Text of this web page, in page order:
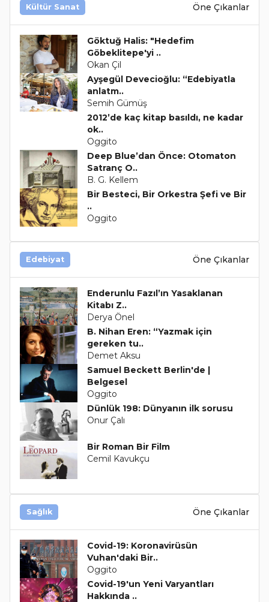
Kültür Sanat Öne Çıkanlar
Göktuğ Halis: "Hedefim
Göbeklitepe'yi ..
Okan Çil
Ayşegül Devecioğlu: “Edebiyatla
anlatm..
Semih Gümüş
2012’de kaç kitap basıldı, ne kadar
ok..
Oggito
Deep Blue’dan Önce: Otomaton
Satranç O..
B. G. Kellem
Bir Besteci, Bir Orkestra Şefi ve Bir
..
Oggito
Edebiyat Öne Çıkanlar
Enderunlu Fazıl’ın Yasaklanan
Kitabı Z..
Derya Önel
B. Nihan Eren: “Yazmak için
gereken tu..
Demet Aksu
Samuel Beckett Berlin'de |
Belgesel
Oggito
Dünlük 198: Dünyanın ilk sorusu
Onur Çalı
Bir Roman Bir Film
Cemil Kavukçu
Sağlık Öne Çıkanlar
Covid-19: Koronavirüsün
Vuhan'daki Bir..
Oggito
Covid-19'un Yeni Varyantları
Hakkında ..